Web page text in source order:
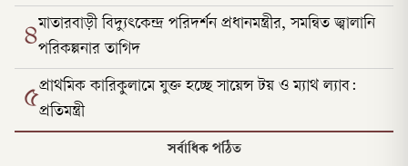
৪মাতারবাড়ী বিদ্যুৎকেন্দ্র পরিদর্শন প্রধানমন্ত্রীর, সমন্বিত জ্বালানি
পরিকল্পনার তাগিদ
৫প্রাথমিক কারিকুলামে যুক্ত হচ্ছে সায়েন্স টয় ও ম্যাথ ল্যাব:
প্রতিমন্ত্রী
সর্বাধিক পঠিত